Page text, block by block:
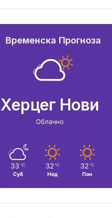
Временска Прогноза
Херцег Нови
Облачно
33 ℃
Суб
32 ℃
Нед
32 ℃
Пон